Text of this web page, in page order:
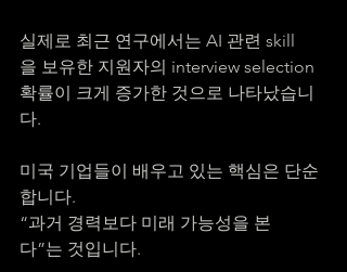
실제로 최근 연구에서는 AI 관련 skill
을 보유한 지원자의 interview selection
확률이 크게 증가한 것으로 나타났습니
다.
미국 기업들이 배우고 있는 핵심은 단순
합니다.
“과거 경력보다 미래 가능성을 본
다”는 것입니다.